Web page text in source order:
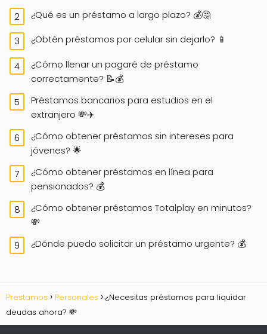
¿Qué es un préstamo a largo plazo? 💰🤔
¿Obtén préstamos por celular sin dejarlo? 📱
¿Cómo llenar un pagaré de préstamo
correctamente? 📝💰
Préstamos bancarios para estudios en el
extranjero 💸✈️
¿Cómo obtener préstamos sin intereses para
jóvenes? 🌟
¿Cómo obtener préstamos en línea para
pensionados? 💰
¿Cómo obtener préstamos Totalplay en minutos?
💸
¿Dónde puedo solicitar un préstamo urgente? 💰
Prestamos Personales
¿Necesitas préstamos para liquidar
deudas ahora? 💸